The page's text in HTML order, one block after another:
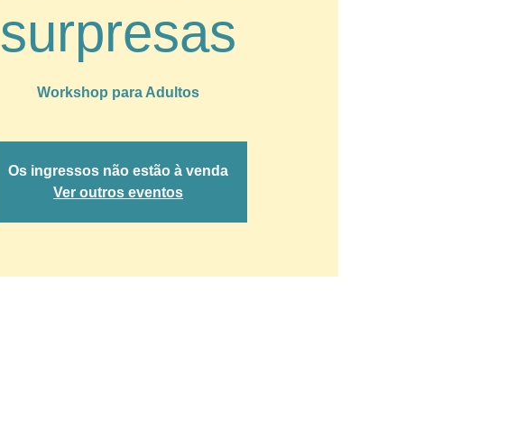
surpresas
Workshop para Adultos
Os ingressos não estão à venda
Ver outros eventos